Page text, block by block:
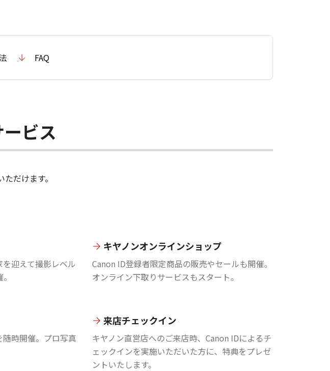
FAQ
ビス
だけます。
迎えて撮影レベル
キヤノンオンラインショップ
Canon ID登録者限定商品の販売やセールも開催。
オンライン下取りサービスもスタート。
時開催。プロ写真
来店チェックイン
キヤノン直営店へのご来店時、Canon IDによるチ
ェックインを実施いただいた方に、特典をプレゼ
ントいたします。